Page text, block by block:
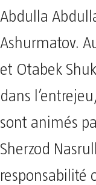
Abdulla
Ashurmatov.
et Otabek
dans
sont animés
Sherzod
responsabilité